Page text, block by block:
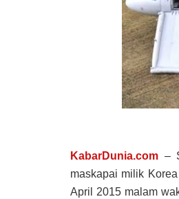
KabarDunia.com –
maskapai milik
April 2015 malam